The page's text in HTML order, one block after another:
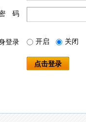
码
登录 开启 关闭
点击登录